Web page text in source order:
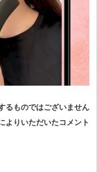
るものではございません
りいただいたコメント